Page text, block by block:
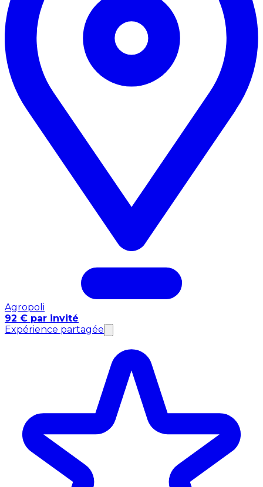
Agropoli
92 € par invité
Expérience partagée